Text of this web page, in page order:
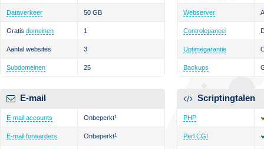
Dataverkeer 50 GB
Gratis domeinen 1
Aantal websites 3
Subdomeinen 25
E-mail
E-mail accounts Onbeperkt1
E-mail forwarders Onbeperkt1
Webserver
Controlepaneel
Uptimegarantie
Backups
Scriptingtalen
PHP
Perl CGI